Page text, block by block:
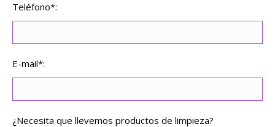
Teléfono*:
E-mail*:
¿Necesita que llevemos productos de limpieza?